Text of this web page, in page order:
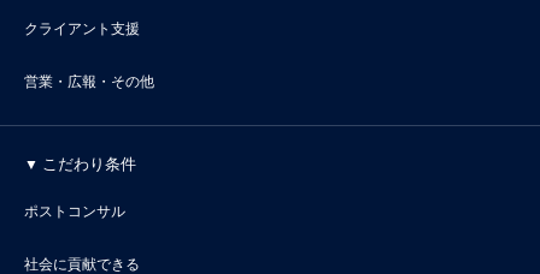
クライアント支援
営業・広報・その他
こだわり条件
ポストコンサル
社会に貢献できる